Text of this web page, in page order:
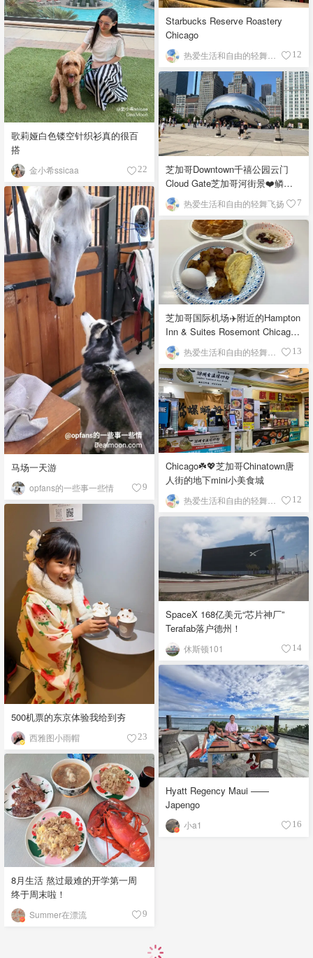
歌莉娅白色镂空针织衫真的很百
搭
金小希ssicaa 22
Starbucks Reserve Roastery
Chicago
12
芝加哥Downtown千禧公园云门
Cloud Gate芝加哥河街景❤️鳞次
栉比的高楼
热爱生活和自由的轻舞飞扬 7
马场一天游
opfans的一些事一些情 9
芝加哥国际机场✈️附近的Hampton
Inn & Suites Rosemont Chicago
O'Hare自助早餐
13
Chicago☘️💖芝加哥Chinatown唐
人街的地下mini小美食城
12
500机票的东京体验我给到夯
西雅图小雨帽 23
SpaceX 168亿美元“芯片神厂”
Terafab落户德州！
休斯顿101 14
Hyatt Regency Maui ——
Japengo
小a1 16
8月生活 熬过最难的开学第一周
终于周末啦！
Summer在漂流 9